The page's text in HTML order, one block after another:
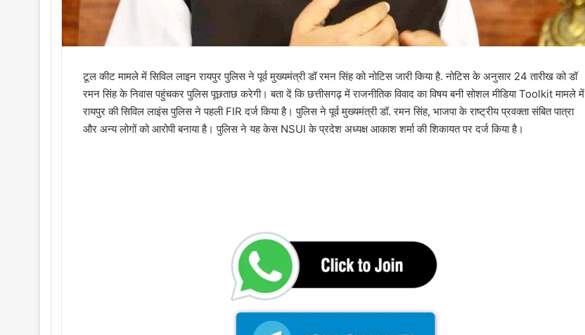
टूल कीट मामले में सिविल लाइन रायपुर पुलिस ने पूर्व मुख्यमंत्री डॉ रमन सिंह को नोटिस जारी किया है. नोटिस के अनुसार 24 तारीख को डॉ
रमन सिंह के निवास पहुंचकर पुलिस पूछताछ करेगी। बता दें कि छत्तीसगढ़ में राजनीतिक विवाद का विषय बनी सोशल मीडिया Toolkit मामले में
रायपुर की सिविल लाइंस पुलिस ने पहली FIR दर्ज किया है। पुलिस ने पूर्व मुख्यमंत्री डॉ. रमन सिंह, भाजपा के राष्ट्रीय प्रवक्ता संबित पात्रा
और अन्य लोगों को आरोपी बनाया है। पुलिस ने यह केस NSUI के प्रदेश अध्यक्ष आकाश शर्मा की शिकायत पर दर्ज किया है।